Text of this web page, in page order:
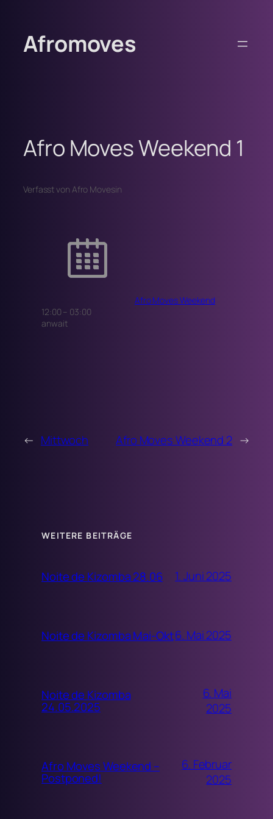
springen
Afromoves
Afro Moves Weekend 1
Verfasst von Afro Movesin
Afro Moves Weekend
12:00– 03:00
anwait
← Mittwoch Afro Moves Weekend 2 →
WEITERE BEITRÄGE
Noite de Kizomba 28.06 1. Juni 2025
Noite de Kizomba Mai-Okt6. Mai 2025
Noite de Kizomba
24.05.2025
6. Mai
2025
Afro Moves Weekend –
Postponed!
6. Februar
2025